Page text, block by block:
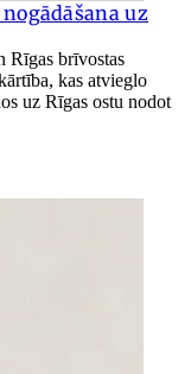
uz
Rīgas brīvostas
kas atvieglo
uz Rīgas ostu nodot